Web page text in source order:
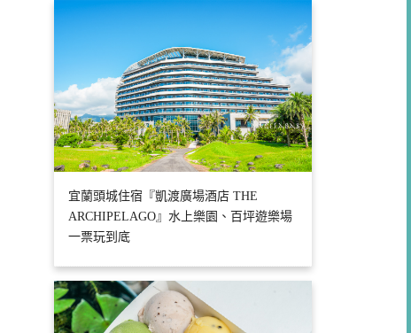
宜蘭頭城住宿『凱渡廣場酒店 THE
ARCHIPELAGO』水上樂園、百坪遊樂場
一票玩到底